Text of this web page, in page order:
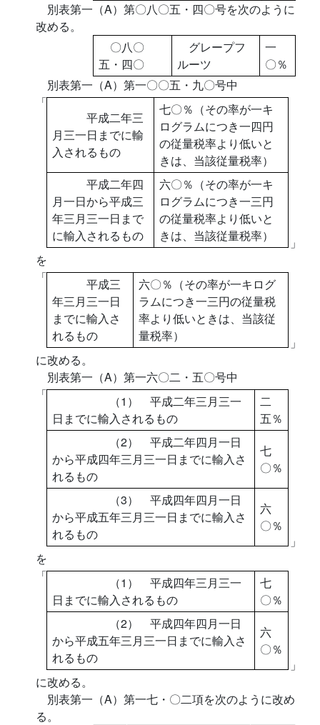
別表第一（A）第〇八〇五・四〇号を次のように
改める。
〇八〇
五・四〇
グレープフ
ルーツ
一
〇％
別表第一（A）第一〇〇五・九〇号中
「
平成二年三
月三一日までに輸
入されるもの
七〇％（その率が一キ
ログラムにつき一四円
の従量税率より低いと
きは、当該従量税率）
平成二年四
月一日から平成三
年三月三一日まで
に輸入されるもの
六〇％（その率が一キ
ログラムにつき一三円
の従量税率より低いと
きは、当該従量税率）
」
を
「
平成三
年三月三一日
までに輸入さ
れるもの
六〇％（その率が一キログ
ラムにつき一三円の従量税
率より低いときは、当該従
量税率）
」
に改める。
別表第一（A）第一六〇二・五〇号中
「
（1） 平成二年三月三一
日までに輸入されるもの
二
五％
（2） 平成二年四月一日
から平成四年三月三一日までに輸入さ
れるもの
七
〇％
（3） 平成四年四月一日
から平成五年三月三一日までに輸入さ
れるもの
六
〇％
」
を
「
（1） 平成四年三月三一
日までに輸入されるもの
七
〇％
（2） 平成四年四月一日
から平成五年三月三一日までに輸入さ
れるもの
六
〇％
」
に改める。
別表第一（A）第一七・〇二項を次のように改め
る。